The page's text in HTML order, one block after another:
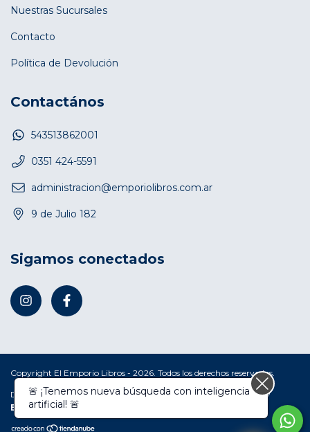
Nuestras Sucursales
Contacto
Política de Devolución
Contactános
543513862001
0351 424-5591
administracion@emporiolibros.com.ar
9 de Julio 182
Sigamos conectados
Copyright El Emporio Libros - 2026. Todos los derechos reservados.
Defensa de las y los consumidores. Para reclamos ingresá acá. /
Botón de arrepentimiento
🚨 ¡Tenemos nueva búsqueda con inteligencia
artificial! 🚨